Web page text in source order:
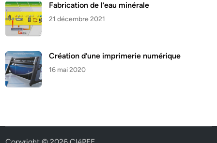
Fabrication de l’eau minérale
21 décembre 2021
Création d’une imprimerie numérique
16 mai 2020